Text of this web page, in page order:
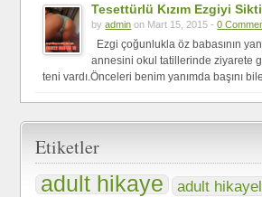
Tesettürlü Kızım Ezgiyi
byadmin on Mart 15, 2015 -0
Ezgi çoğunlukla öz babasının
annesini okul tatillerinde ziyarete
teni vardı.Önceleri benim yanımda başını
Etiketler
adult hikaye
adult